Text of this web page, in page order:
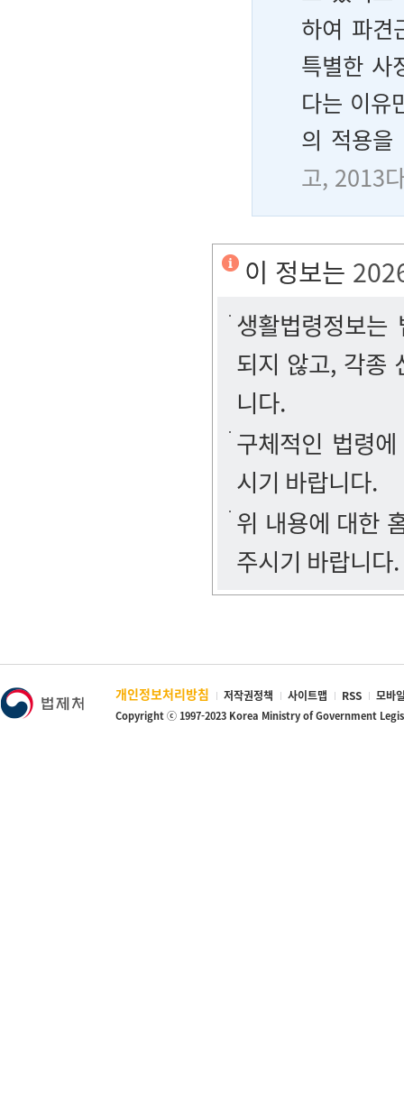
하여 파견
특별한 사
다는 이유
의 적용을
고, 2013
이 정보는
생활법령정보
되지 않고, 각종
니다.
구체적인 법령
시기 바랍니다.
위 내용에 대한
주시기 바랍니다.
개인정보처리방침 저작권정책 사이트맵 RSS 모바
Copyright ⓒ 1997-2023 Korea Ministry of Government